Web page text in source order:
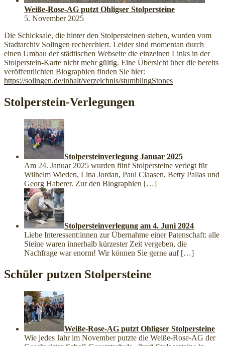
Weiße-Rose-AG putzt Ohligser Stolpersteine
5. November 2025
Die Schicksale, die hinter den Stolpersteinen stehen, wurden vom
Stadtarchiv Solingen recherchiert. Leider sind momentan durch
einen Umbau der städtischen Webseite die einzelnen Links in der
Stolperstein-Karte nicht mehr gültig. Eine Übersicht über die bereits
veröffentlichten Biographien finden Sie hier:
https://solingen.de/inhalt/verzeichnis/stumblingStones
Stolperstein-Verlegungen
Stolpersteinverlegung Januar 2025
Am 24. Januar 2025 wurden fünf Stolpersteine verlegt für
Wilhelm Wieden, Lina Jordan, Paul Claasen, Betty Pallas und
Georg Haberer. Zur den Biographien […]
Stolpersteinverlegung am 4. Juni 2024
Liebe Interessent:innen zur Übernahme einer Patenschaft: alle
Steine waren innerhalb kürzester Zeit vergeben, die
Nachfrage war enorm! Wir können Sie gerne auf […]
Schüler putzen Stolpersteine
Weiße-Rose-AG putzt Ohligser Stolpersteine
Wie jedes Jahr im November putzte die Weiße-Rose-AG der